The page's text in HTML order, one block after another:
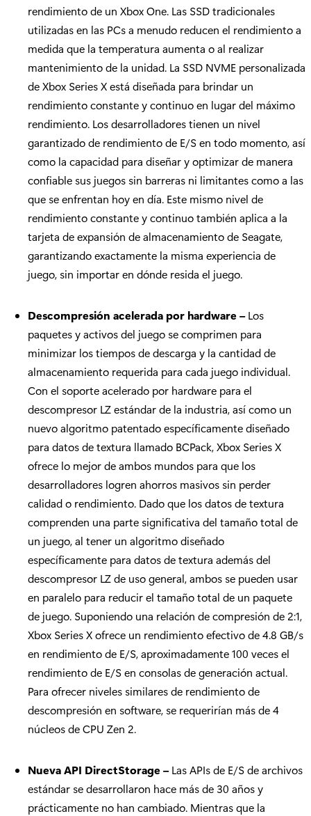
rendimiento de un Xbox One. Las SSD tradicionales
utilizadas en las PCs a menudo reducen el rendimiento a
medida que la temperatura aumenta o al realizar
mantenimiento de la unidad. La SSD NVME personalizada
de Xbox Series X está diseñada para brindar un
rendimiento constante y continuo en lugar del máximo
rendimiento. Los desarrolladores tienen un nivel
garantizado de rendimiento de E/S en todo momento, así
como la capacidad para diseñar y optimizar de manera
confiable sus juegos sin barreras ni limitantes como a las
que se enfrentan hoy en día. Este mismo nivel de
rendimiento constante y continuo también aplica a la
tarjeta de expansión de almacenamiento de Seagate,
garantizando exactamente la misma experiencia de
juego, sin importar en dónde resida el juego.
Descompresión acelerada por hardware–Los
paquetes y activos del juego se comprimen para
minimizar los tiempos de descarga y la cantidad de
almacenamiento requerida para cada juego individual.
Con el soporte acelerado por hardware para el
descompresor LZ estándar de la industria, así como un
nuevo algoritmo patentado específicamente diseñado
para datos de textura llamado BCPack, Xbox Series X
ofrece lo mejor de ambos mundos para que los
desarrolladores logren ahorros masivos sin perder
calidad o rendimiento. Dado que los datos de textura
comprenden una parte significativa del tamaño total de
un juego, al tener un algoritmo diseñado
específicamente para datos de textura además del
descompresor LZ de uso general, ambos se pueden usar
en paralelo para reducir el tamaño total de un paquete
de juego. Suponiendo una relación de compresión de 2:1,
Xbox Series X ofrece un rendimiento efectivo de 4.8 GB/s
en rendimiento de E/S, aproximadamente 100 veces el
rendimiento de E/S en consolas de generación actual.
Para ofrecer niveles similares de rendimiento de
descompresión en software, se requerirían más de 4
núcleos de CPU Zen 2.
Nueva API DirectStorage–Las APIs de E/S de archivos
estándar se desarrollaron hace más de 30 años y
prácticamente no han cambiado. Mientras que la